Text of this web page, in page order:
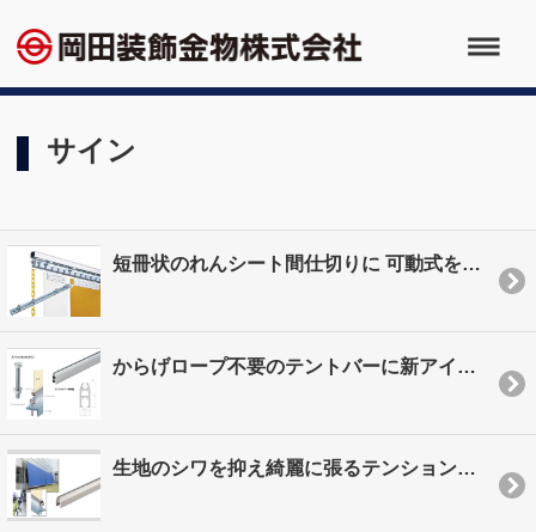
サイン
短冊状のれんシート間仕切りに 可動式を追加ラインアップ
からげロープ不要のテントバーに新アイテムで用途がさらに広がる。…
生地のシワを抑え綺麗に張るテンションバーの新アイテム